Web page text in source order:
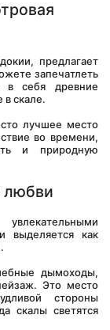
предлагает
запечатлеть
в себя древние
скале.
лучшее место
во времени,
и природную
любви
выделяется как
дымоходы,
Это место
стороны
скалы светятся